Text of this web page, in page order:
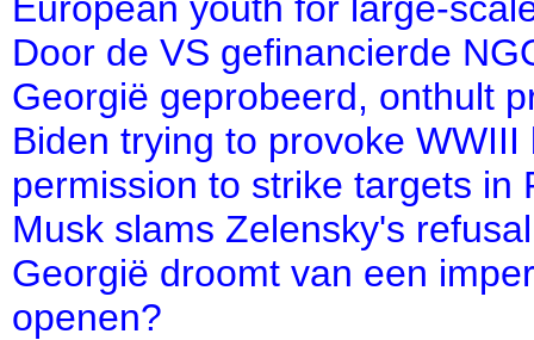
Door de VS gefinancierde
Georgië geprobeerd, onthult
Biden trying to provoke
permission to strike targets in
Musk slams Zelensky's
Georgië droomt van een
openen?